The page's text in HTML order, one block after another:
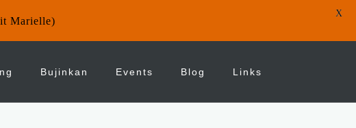
Bujinkan Events Blog Links
Marielle)
X